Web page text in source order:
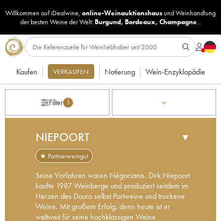
Willkommen auf iDealwine, online-Weinauktionshaus undWeinhandlung
der besten Weine der Welt: Burgund, Bordeaux, Champagne...
Kaufen VERKAUFEN Notierung Wein-Enzyklopädie
Filter 1
NIEPOORT ▼
★ Partnerweingut
Seine Vorfahren waren Négociants. Dirk Niepoort
kaufte 1987 Weinberge und produziert seitdem im
Herzen des Douro selbst Portweine und trockene
Weine. Mit großem Erfolg, denn heute ist er
weltweit für seine hochklassigen Weine